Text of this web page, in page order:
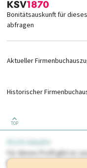
Bonitätsauskunft für
abfragen
Aktueller
Historischer
TOP
Für dieses Profil gibt es
Sie momentan nicht